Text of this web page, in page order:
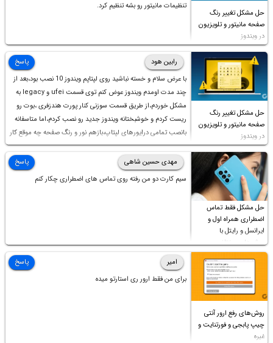
حل مشکل تغییر رنگ
صفحه مانیتور و تلویزیون
در ویندوز
تنظیمات مانیتور رو بشه تنظیم کرد.
حل مشکل تغییر رنگ
صفحه مانیتور و تلویزیون
در ویندوز
رابین هود
با عرض سلام و خسته نباشید روی لپتاپم ویندوز 10 نصب بود،بعد از
چند مدت اومدم ویندوز عوض کنم توی قسمت ufei و legacy به
مشکل خوردم،از طریق قسمت سوزنی کنار پورت هندزفری ،بوت رو
ریست کردم و خوشبختانه ویندوز جدید رو نصب کردم،اما متاسفانه
بانصب تمامی درایورهای لپتاپ،بازهم نور و رنگ صفحه چه موقع کار
چه موقع پخش فیلم مثل سابق نیست(نور زیاده و بی کیفیت)،با
ابدیت کردن کارت گرافیک،کالیبره کردن و غیره هم نور و رنگ درست
نشد (انگار تصویر ماته)، خواهشمند است راهنمایی فرمایید باتشکر
پاسخ
حل مشکل فقط تماس
اضطراری همراه اول و
ایرانسل و رایتل با
روش‌های مختلف
مهدی حسین شاهی
سیم کارت دو من رفته روی تماس های اضطراری چکار کنم
پاسخ
روش‌های رفع ارور آنتی
چیپ پابجی و فورتنایت و
غیره
امیر
برای من فقط ارور ری استارتو میده
پاسخ